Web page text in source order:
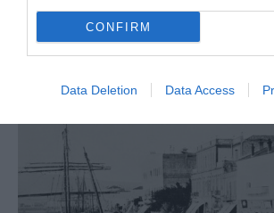
CONFIRM
Data Deletion Data Access
Ο Πρόεδρος του Ελληνικού
συναντήθηκε με...